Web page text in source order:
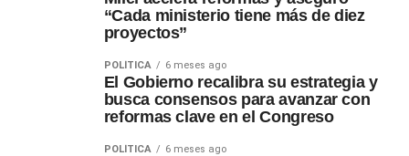
“Cada ministerio tiene más de diez
proyectos”
POLÍTICA 6 meses ago
El Gobierno recalibra su estrategia y
busca consensos para avanzar con
reformas clave en el Congreso
POLÍTICA 6 meses ago